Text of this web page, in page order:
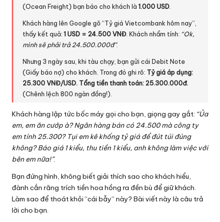
is
c
s
(Ocean Freight) bạn báo cho khách là1.000 USD
Khách hàng lên Google gõ “Tỷ giá Vietcombank hôm nay”,
thấy kết quả:1 USD = 24.500 VNĐ. Khách nhẩm tính: “Ok,
mình sẽ phải trả 24.500.000đ”.
Nhưng 3 ngày sau, khi tàu chạy, bạn gửi cái Debit Note
(Giấy báo nợ) cho khách. Trong đó ghi rõ: Tỷ giá áp dụng:
25.300 VNĐ/USD. Tổng tiền thanh toán: 25.300.000đ.
(Chênh lệch 800 ngàn đồng!).
Khách hàng lập tức bốc máy gọi cho bạn, giọng gay gắt: “Ủa
em, em ăn cướp à? Ngân hàng bán có 24.500 mà công ty
em tính 25.300? Tụi em kê khống tỷ giá để đút túi đúng
không? Báo giá 1 kiểu, thu tiền 1 kiểu, anh không làm việc với
bên em nữa!”.
Bạn đứng hình, không biết giải thích sao cho khách hiểu,
đành cắn răng trích tiền hoa hồng ra đền bù để giữ khách.
Làm sao để thoát khỏi “cái bẫy” này? Bài viết này là câu trả
lời cho bạn.